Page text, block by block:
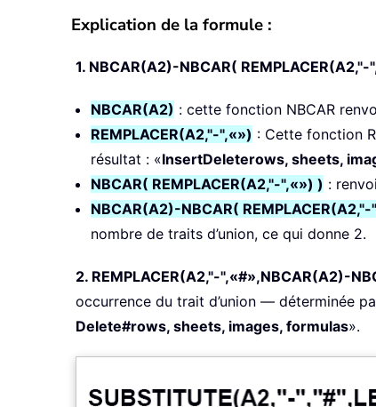
Explication de la formule :
1. NBCAR(A2)-NBCAR( REMPLACER(A2,"-
NBCAR(A2) : cette fonction NBCAR
REMPLACER(A2,"-",«») : Cette fonction
résultat : «InsertDeleterows, sheets,
NBCAR( REMPLACER(A2,"-",«») ) :
NBCAR(A2)-NBCAR( REMPLACER(A2,"-
nombre de traits d’union, ce qui donne 2.
2. REMPLACER(A2,"-",«#»,NBCAR(A2)-
occurrence du trait d’union — déterminée
Delete#rows, sheets, images, formulas».